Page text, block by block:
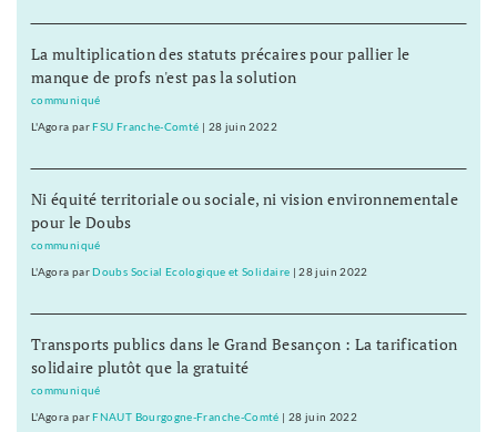
La multiplication des statuts précaires pour pallier le
manque de profs n'est pas la solution
communiqué
L'Agora parFSU Franche-Comté | 28 juin 2022
Ni équité territoriale ou sociale, ni vision environnementale
pour le Doubs
communiqué
L'Agora parDoubs Social Ecologique et Solidaire |28 juin 2022
Transports publics dans le Grand Besançon : La tarification
solidaire plutôt que la gratuité
communiqué
L'Agora parFNAUT Bourgogne-Franche-Comté | 28 juin 2022